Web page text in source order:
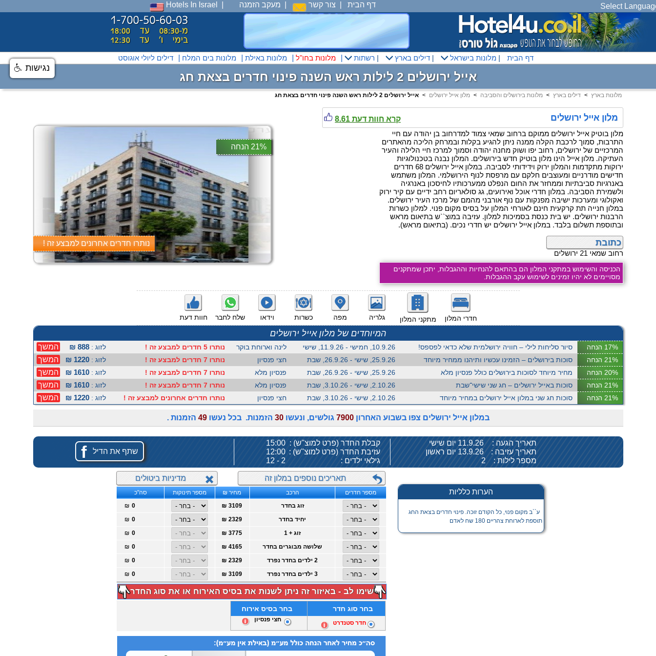
Hotels In Israel מעקב הזמנה צור קשר דף הבית Select
דילים ליולי אוגוסט מלונות בים המלח מלונות באילת מלונות בחו"ל רשתות | דילים בארץ| מלונות בישראל| דף הבית
אייל ירושלים 2 לילות ראש השנה פינוי חדרים בצאת חג
אייל ירושלים 2 לילות ראש השנה פינוי חדרים בצאת חג < מלון אייל ירושלים < מלונות בירושלים והסביבה < דילים בארץ < מלונות בארץ
21% הנחה
נותרו חדרים אחרונים למבצע זה !
קרא חוות דעת 8.61 מלון אייל ירושלים
מלון בוטיק אייל ירושלים ממוקם ברחוב שמאי צמוד למדרחוב בן יהודה עם חיי
התרבות, סמוך לרכבת הקלה ממנה ניתן להגיע בקלות ובמרחק הליכה מהאתרים
המרכזיים של ירושלים, רחוב יפו ושוק מחנה יהודה וסמוך למרכז חיי הלילה והעיר
העתיקה. מלון אייל הינו מלון בוטיק חדש בירושלים. המלון נבנה בטכנולוגיות
ירוקות מתקדמות והמלון ירוק וידידותי לסביבה. במלון אייל ירושלים 68 חדרים
חדישים מודרניים ומעוצבים חלקם עם מרפסת לנוף הירושלמי. המלון משתמש
באנרגיות סביבתיות וממחזר את החום הנפלט ממערכותיו לחיסכון באנרגיה
ולשמירת הסביבה. במלון חדרי אוכל ואירועים, גג סולאריום רחב ידיים עם קיר ירוק
ואקולוגי ומערכות ישיבה מפנקות עם נוף אורבני מהמם של מרכז העיר ירושלים.
במלון חנייה תת קרקעית חינם לאורחי המלון על בסיס מקום פנוי. למלון כשרות
הרבנות ירושלים. יש בית כנסת בסמיכות למלון. עזיבה במוצ``ש בתיאום מראש
ובתוספת תשלום בלבד. במלון אייל ירושלים יש חדרי נכים. (בתיאום מראש).
כתובת
רחוב שמאי 21 ירושלים
הכניסה והשימוש במתקני המלון הם בהתאם להנחיות וההגבלות, יתכן שמתקנים
מסויימים לא יהיו זמינים לשימוש עקב ההגבלות.
חוות דעת שלח לחבר וידאו כשרות מפה גלריה מתקני המלון חדרי המלון
המיוחדים של מלון אייל ירושלים
17% הנחה סיור סליחות לילי – חוויה ירושלמית שלא כדאי לפספס! 10.9.26, חמישי - 11.9.26, שישי לינה וארוחת בוקר נותרו 5 חדרים למבצע זה ! לזוג :888 ₪ המשך
21% הנחה סוכות בירושלים – הזמינו עכשיו ותיהנו ממחיר מיוחד 25.9.26, שישי - 26.9.26, שבת חצי פנסיון נותרו 7 חדרים למבצע זה ! לזוג :1220 ₪ המשך
20% הנחה מחיר מיוחד לסוכות בירושלים כולל פנסיון מלא 25.9.26, שישי - 26.9.26, שבת פנסיון מלא נותרו 7 חדרים למבצע זה ! לזוג :1610 ₪ המשך
21% הנחה סוכות באייל ירושלים – חג שני שישי־שבת 2.10.26, שישי - 3.10.26, שבת פנסיון מלא נותרו 7 חדרים למבצע זה ! לזוג :1610 ₪ המשך
21% הנחה סוכות חג שני במלון אייל ירושלים במחיר מיוחד 2.10.26, שישי - 3.10.26, שבת חצי פנסיון נותרו חדרים אחרונים למבצע זה ! לזוג :1220 ₪ המשך
במלון אייל ירושלים צפו בשבוע האחרון7900 גולשים, ונעשו30 הזמנות. בכל נעשו49 הזמנות .
f שתף את הדיל
קבלת החדר (פרט למוצ"ש) : 15:00
עזיבת החדר (פרט למוצ"ש) : 12:00
גילאי ילדים :
2 - 12
תאריך הגעה :
11.9.26 יום שישי
תאריך עזיבה :
13.9.26 יום ראשון
מספר לילות :
2
תאריכים נוספים במלון זה מדיניות ביטולים
סה"כ מספר תינוקות מחיר ₪ הרכב
מספר חדרים
₪
₪ 3109
זוג בחדר
₪
₪ 2329
₪
₪ 3775
זוג + 1
₪
₪ 4165
₪
₪ 2329
₪
₪ 3109
שימו לב - באיזור זה ניתן לשנות את בסיס האירוח או את סוג החדר
בחר בסיס אירוח
חצי פנסיון
בחר סוג חדר
חדר סטנדרט
הערות כלליות
ע``ב מקום פנוי, כל הקודם זוכה. פינוי חדרים בצאת החג
תוספת לארוחת צהריים 180 שח לאדם
נגישות